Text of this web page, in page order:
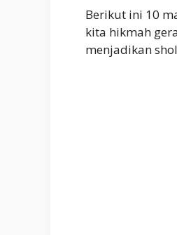
Berikut ini 10
kita hikmah
menjadikan